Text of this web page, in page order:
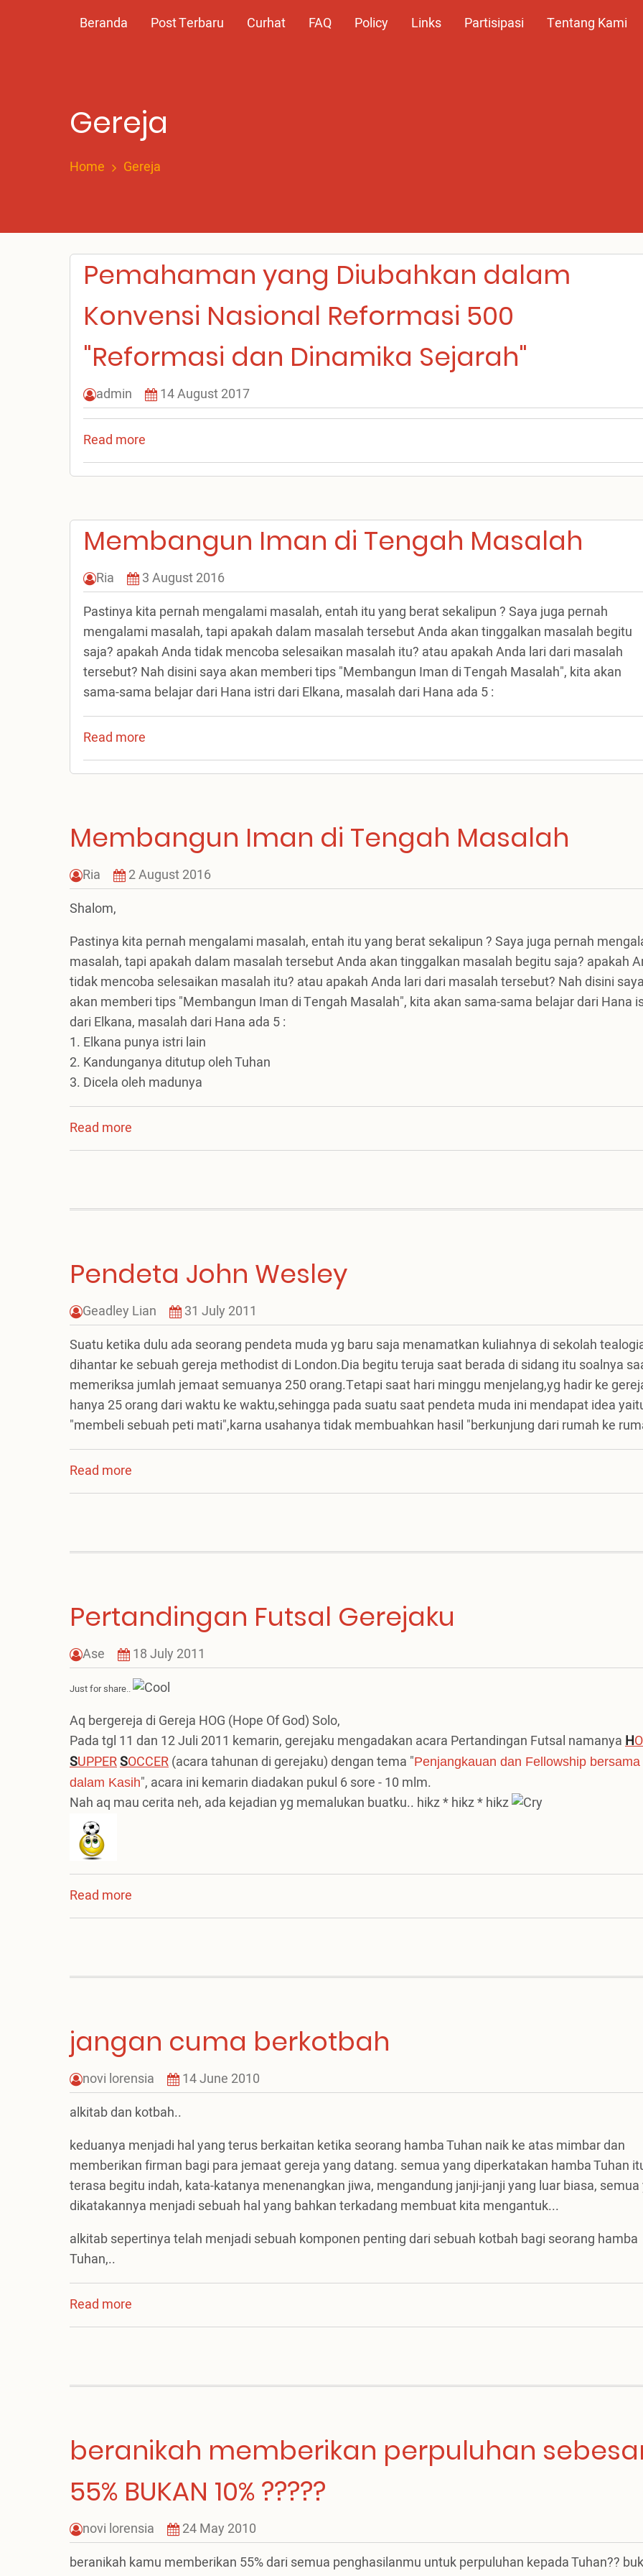
Main
Beranda Post Terbaru Curhat FAQ Policy Links Partisipasi Tentang Kami
Gereja
Home Gereja
Pemahaman yang Diubahkan dalam
Konvensi Nasional Reformasi 500
"Reformasi dan Dinamika Sejarah"
admin 14 August 2017
Read more
Pemahaman
yang
dalam
Konvensi
Reformasi
"Reformasi
dan
Dinamika
Sejarah"
Membangun Iman di Tengah Masalah
Ria
3 August 2016
Pastinya kita pernah mengalami masalah, entah itu yang berat sekalipun ? Saya juga pernah
mengalami masalah, tapi apakah dalam masalah tersebut Anda akan tinggalkan masalah begitu
saja? apakah Anda tidak mencoba selesaikan masalah itu? atau apakah Anda lari dari masalah
tersebut? Nah disini saya akan memberi tips "Membangun Iman di Tengah Masalah", kita akan
sama-sama belajar dari Hana istri dari Elkana, masalah dari Hana ada 5 :
Read more
Membangun
Iman
Masalah
Membangun Iman di Tengah Masalah
Ria
2 August 2016
Shalom,
Pastinya kita pernah mengalami masalah, entah itu yang berat sekalipun ? Saya juga pernah
masalah, tapi apakah dalam masalah tersebut Anda akan tinggalkan masalah begitu saja? apakah
tidak mencoba selesaikan masalah itu? atau apakah Anda lari dari masalah tersebut? Nah disini
akan memberi tips "Membangun Iman di Tengah Masalah", kita akan sama-sama belajar dari Hana
dari Elkana, masalah dari Hana ada 5 :
1. Elkana punya istri lain
2. Kandunganya ditutup oleh Tuhan
3. Dicela oleh madunya
Read more
Membangun
Tengah
Pendeta John Wesley
Geadley Lian
31 July 2011
Suatu ketika dulu ada seorang pendeta muda yg baru saja menamatkan kuliahnya di sekolah
dihantar ke sebuah gereja methodist di London.Dia begitu teruja saat berada di sidang itu soalnya
memeriksa jumlah jemaat semuanya 250 orang.Tetapi saat hari minggu menjelang,yg hadir ke
hanya 25 orang dari waktu ke waktu,sehingga pada suatu saat pendeta muda ini mendapat idea
"membeli sebuah peti mati",karna usahanya tidak membuahkan hasil "berkunjung dari rumah ke
Read more
Pendeta
Pertandingan Futsal Gerejaku
Ase 18 July 2011
Just for share..
Aq bergereja di Gereja HOG (Hope Of God) Solo,
Pada tgl 11 dan 12 Juli 2011 kemarin, gerejaku mengadakan acara Pertandingan Futsal namanyaH
SUPPERSOCCER(acara tahunan di gerejaku) dengan tema "Penjangkauan dan Fellowship bersama
dalam Kasih", acara ini kemarin diadakan pukul 6 sore - 10 mlm.
Nah aq mau cerita neh, ada kejadian yg memalukan buatku.. hikz * hikz * hikz
Read more
Pertandingan
jangan cuma berkotbah
novi lorensia
14 June 2010
alkitab dan kotbah..
keduanya menjadi hal yang terus berkaitan ketika seorang hamba Tuhan naik ke atas mimbar dan
memberikan firman bagi para jemaat gereja yang datang. semua yang diperkatakan hamba Tuhan
terasa begitu indah, kata-katanya menenangkan jiwa, mengandung janji-janji yang luar biasa, semua
dikatakannya menjadi sebuah hal yang bahkan terkadang membuat kita mengantuk...
alkitab sepertinya telah menjadi sebuah komponen penting dari sebuah kotbah bagi seorang hamba
Tuhan,..
Read more
jangan
beranikah memberikan perpuluhan
55% BUKAN 10% ?????
novi lorensia
24 May 2010
beranikah kamu memberikan 55% dari semua penghasilanmu untuk perpuluhan kepada Tuhan??